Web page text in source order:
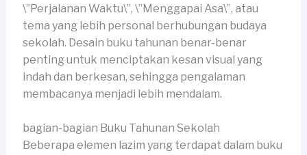
\”Perjalanan Waktu\”, \”Menggapai Asa\”, atau
tema yang lebih personal berhubungan budaya
sekolah. Desain buku tahunan benar-benar
penting untuk menciptakan kesan visual yang
indah dan berkesan, sehingga pengalaman
membacanya menjadi lebih mendalam.
bagian-bagian Buku Tahunan Sekolah
Beberapa elemen lazim yang terdapat dalam buku